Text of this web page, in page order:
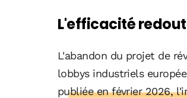
L'efficacité
L'abandon du projet de
lobbys industriels
publiée en février 2026,